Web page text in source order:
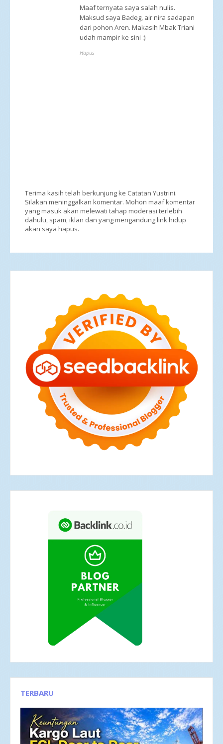
Maaf ternyata saya salah nulis.
Maksud saya Badeg, air nira sadapan
dari pohon Aren. Makasih Mbak Triani
udah mampir ke sini :)
Hapus
Terima kasih telah berkunjung ke Catatan Yustrini.
Silakan meninggalkan komentar. Mohon maaf komentar
yang masuk akan melewati tahap moderasi terlebih
dahulu, spam, iklan dan yang mengandung link hidup
akan saya hapus.
TERBARU